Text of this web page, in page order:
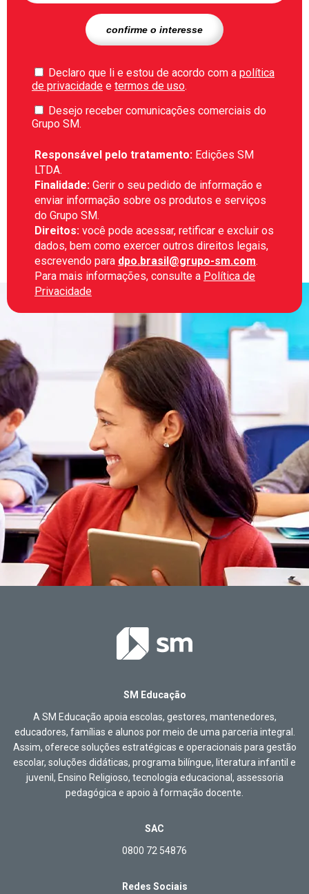
Declaro que li e estou de acordo com a política
de privacidade e termos de uso.
Desejo receber comunicações comerciais do
Grupo SM.
Responsável pelo tratamento: Edições SM
LTDA.
Finalidade: Gerir o seu pedido de informação e
enviar informação sobre os produtos e serviços
do Grupo SM.
Direitos: você pode acessar, retificar e excluir os
dados, bem como exercer outros direitos legais,
escrevendo para dpo.brasil@grupo-sm.com.
Para mais informações, consulte a Política de
Privacidade
SM Educação
A SM Educação apoia escolas, gestores, mantenedores,
educadores, famílias e alunos por meio de uma parceria integral.
Assim, oferece soluções estratégicas e operacionais para gestão
escolar, soluções didáticas, programa bilíngue, literatura infantil e
juvenil, Ensino Religioso, tecnologia educacional, assessoria
pedagógica e apoio à formação docente.
SAC
0800 72 54876
Redes Sociais